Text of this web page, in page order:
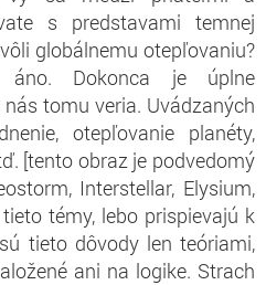
s predstavami temnej
globálnemu otepľovaniu?
Dokonca je úplne
tomu veria. Uvádzaných
otepľovanie planéty,
[tento obraz je podvedomý
Interstellar, Elysium,
témy, lebo prispievajú k
tieto dôvody len teóriami,
ani na logike. Strach